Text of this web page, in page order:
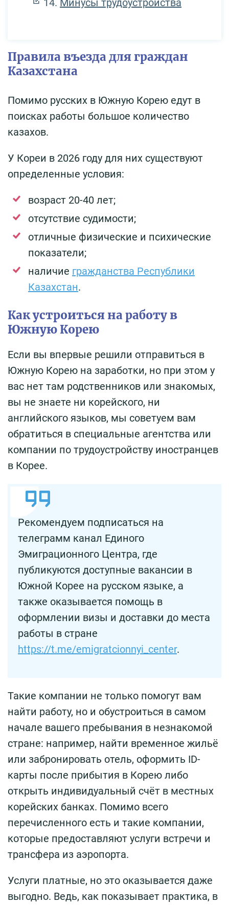
Правила въезда для граждан
Казахстана
Помимо русских в Южную Корею едут в
поисках работы большое количество
казахов.
У Кореи в 2026 году для них существуют
определенные условия:
возраст 20-40 лет;
отсутствие судимости;
отличные физические и психические
показатели;
наличие гражданства Республики
Казахстан.
Как устроиться на работу в
Южную Корею
Если вы впервые решили отправиться в
Южную Корею на заработки, но при этом у
вас нет там родственников или знакомых,
вы не знаете ни корейского, ни
английского языков, мы советуем вам
обратиться в специальные агентства или
компании по трудоустройству иностранцев
в Корее.
Рекомендуем подписаться на
телеграмм канал Единого
Эмиграционного Центра, где
публикуются доступные вакансии в
Южной Корее на русском языке, а
также оказывается помощь в
оформлении визы и доставки до места
работы в стране
https://t.me/emigratcionnyi_center.
Такие компании не только помогут вам
найти работу, но и обустроиться в самом
начале вашего пребывания в незнакомой
стране: например, найти временное жильё
или забронировать отель, оформить ID-
карты после прибытия в Корею либо
открыть индивидуальный счёт в местных
корейских банках. Помимо всего
перечисленного есть и такие компании,
которые предоставляют услуги встречи и
трансфера из аэропорта.
Услуги платные, но это оказывается даже
выгодно. Ведь, как показывает практика, в